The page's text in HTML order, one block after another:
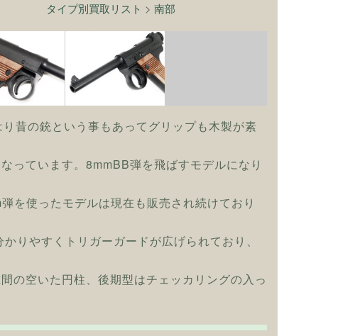
タイプ別買取リスト >南部
昔の銃という事もあってグリップも木製が素
っています。8mmBB弾を飛ばすモデルになり
を使ったモデルは現在も販売され続けており
りやすくトリガーガードが広げられており、
の空いた円柱、後期型はチェッカリングの入っ